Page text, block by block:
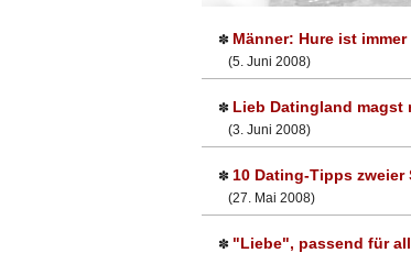
✽ Männer: Hure ist
(5. Juni 2008)
✽ Lieb Datingland magst
(3. Juni 2008)
✽ 10 Dating-Tipps zweier
(27. Mai 2008)
✽ "Liebe", passend für